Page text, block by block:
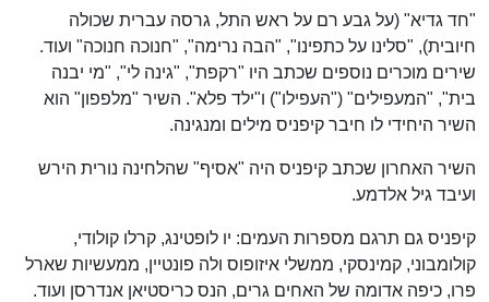
"חד גדיא" (על גבע רם על ראש התל, גרסה עברית שכולה
חיובית), "סלינו על כתפינו", "הבה נרימה", "חנוכה חנוכה" ועוד.
שירים מוכרים נוספים שכתב היו "רקפת", "גינה לי", "מי יבנה
בית", "המעפילים" ("העפילו") ו"ילד פלא". השיר "מלפפון" הוא
השיר היחידי לו חיבר קיפניס מילים ומנגינה.
השיר האחרון שכתב קיפניס היה "אסיף" שהלחינה נורית הירש
ועיבד גיל אלדמע.
קיפניס גם תרגם מספרות העמים: יו לופטינג, קרלו קולודי,
קולומבוני, קמינסקי, ממשלי איזופוס ולה פונטיין, ממעשיות שארל
פרו, כיפה אדומה של האחים גרים, הנס כריסטיאן אנדרסן ועוד.